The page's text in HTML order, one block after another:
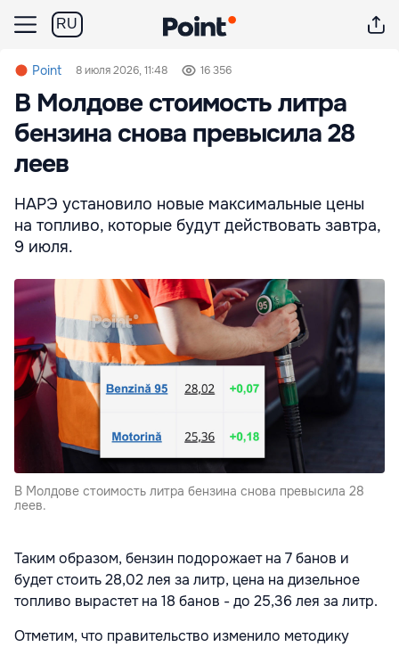
RU
Point 8 июля 2026, 11:48 16 356
В Молдове стоимость литра
бензина снова превысила 28
леев
НАРЭ установило новые максимальные цены
на топливо, которые будут действовать завтра,
9 июля.
В Молдове стоимость литра бензина снова превысила 28
леев.
Таким образом, бензин подорожает на 7 банов и
будет стоить 28,02 лея за литр, цена на дизельное
топливо вырастет на 18 банов - до 25,36 лея за литр.
Отметим, что правительство изменило методику